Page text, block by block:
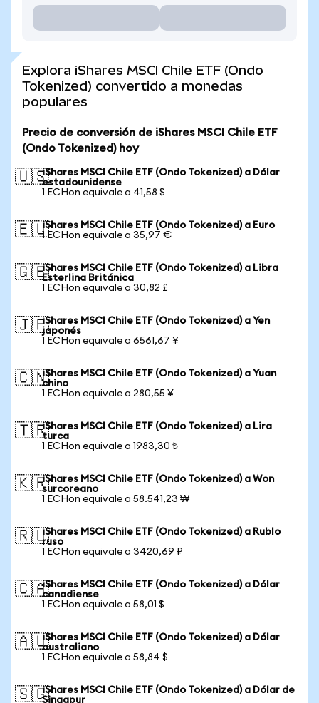
Explora iShares MSCI Chile ETF (Ondo
Tokenized) convertido a monedas
populares
Precio de conversión de iShares MSCI Chile ETF
(Ondo Tokenized) hoy
🇺🇸iShares MSCI Chile ETF (Ondo Tokenized) a Dólar
estadounidense
1 ECHon equivale a 41,58 $
🇪🇺iShares MSCI Chile ETF (Ondo Tokenized) a Euro
1 ECHon equivale a 35,97 €
🇬🇧iShares MSCI Chile ETF (Ondo Tokenized) a Libra
Esterlina Británica
1 ECHon equivale a 30,82 £
🇯🇵iShares MSCI Chile ETF (Ondo Tokenized) a Yen
japonés
1 ECHon equivale a 6561,67 ¥
🇨🇳iShares MSCI Chile ETF (Ondo Tokenized) a Yuan
chino
1 ECHon equivale a 280,55 ¥
🇹🇷iShares MSCI Chile ETF (Ondo Tokenized) a Lira
turca
1 ECHon equivale a 1983,30 ₺
🇰🇷iShares MSCI Chile ETF (Ondo Tokenized) a Won
surcoreano
1 ECHon equivale a 58.541,23 ₩
🇷🇺iShares MSCI Chile ETF (Ondo Tokenized) a Rublo
ruso
1 ECHon equivale a 3420,69 ₽
🇨🇦iShares MSCI Chile ETF (Ondo Tokenized) a Dólar
canadiense
1 ECHon equivale a 58,01 $
🇦🇺iShares MSCI Chile ETF (Ondo Tokenized) a Dólar
australiano
1 ECHon equivale a 58,84 $
🇸🇬iShares MSCI Chile ETF (Ondo Tokenized) a Dólar de
Singapur